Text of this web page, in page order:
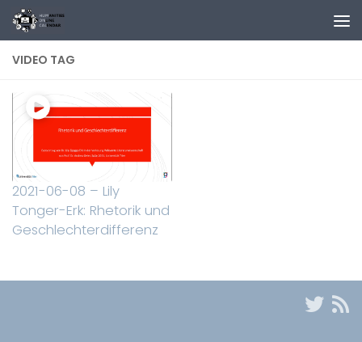
Zum Inhalt springen
VIDEO TAG
2021-06-08 – Lily
Tonger-Erk: Rhetorik und
Geschlechterdifferenz